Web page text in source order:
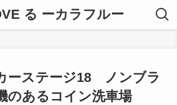
る ーカラフルー
ーステージ18 ノンブラ
のあるコイン洗車場